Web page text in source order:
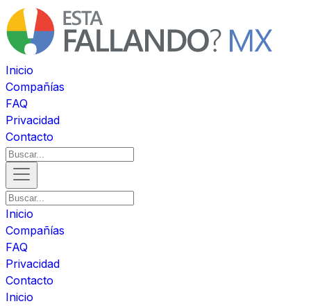
Inicio
Compañías
FAQ
Privacidad
Contacto
Inicio
Compañías
FAQ
Privacidad
Contacto
Inicio